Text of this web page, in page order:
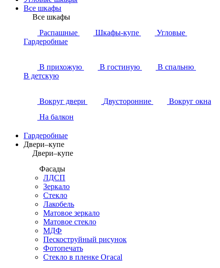
Все шкафы
Все шкафы
Распашные
Шкафы-купе
Угловые
Гардеробные
В прихожую В гостиную
В спальню
В детскую
Вокруг двери Двусторонние
Вокруг окна
На балкон
Гардеробные
Двери–купе
Двери–купе
Фасады
ЛДСП
Зеркало
Стекло
Лакобель
Матовое зеркало
Матовое стекло
МДФ
Пескоструйный рисунок
Фотопечать
Стекло в пленке Огасаl